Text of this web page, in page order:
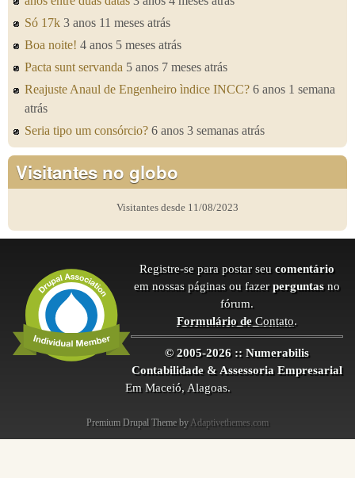
Só 17k 3 anos 11 meses atrás
Boa noite! 4 anos 5 meses atrás
Pacta sunt servanda 5 anos 7 meses atrás
Reajuste Anaul de Engenheiro ìndice INCC? 6 anos 1 semana
atrás
Seria tipo um consórcio? 6 anos 3 semanas atrás
Visitantes no globo
Visitantes desde 11/08/2023
Registre-se para postar seu comentário
em nossas páginas ou fazer perguntas no
fórum.
Formulário deContato.
© 2005-2026 :: Numerabilis
Contabilidade & Assessoria Empresarial
Em Maceió, Alagoas.
Premium Drupal Theme by Adaptivethemes.com